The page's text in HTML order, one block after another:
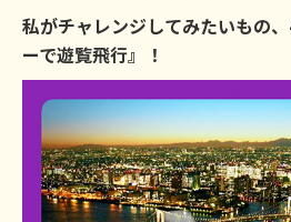
私がチャレンジしてみたいもの
ーで遊覧飛行』！